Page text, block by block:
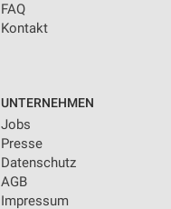
FAQ
Kontakt
UNTERNEHMEN
Jobs
Presse
Datenschutz
AGB
Impressum